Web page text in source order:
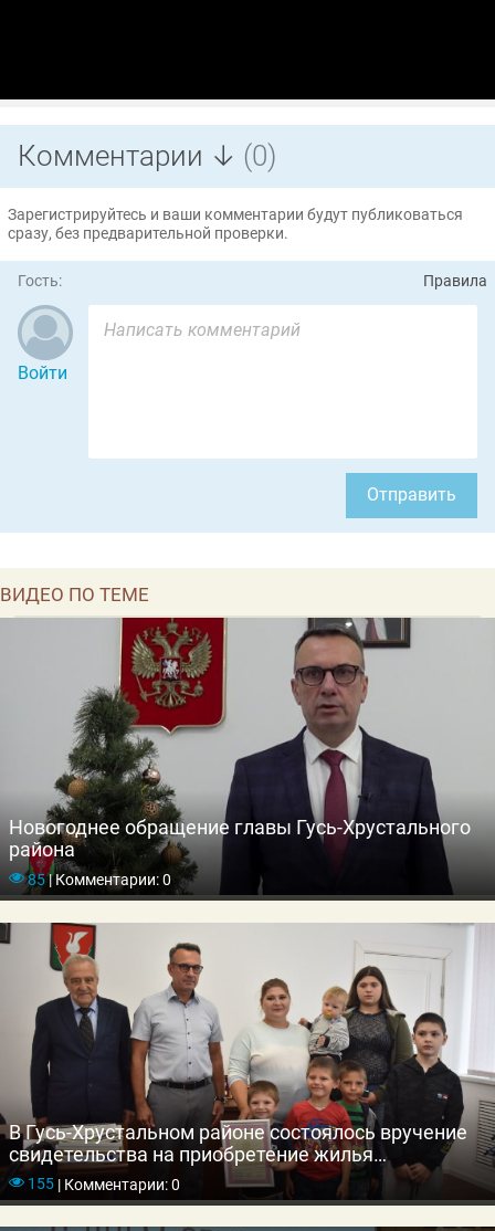
Комментарии ↓ (0)
Зарегистрируйтесь и ваши комментарии будут публиковаться
сразу, без предварительной проверки.
Гость: Правила
Войти
Отправить
ВИДЕО ПО ТЕМЕ
Новогоднее обращение главы Гусь-Хрустального
района
85|Комментарии: 0
В Гусь-Хрустальном районе состоялось вручение
свидетельства на приобретение жилья
многодетной семье
155 |Комментарии: 0